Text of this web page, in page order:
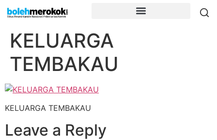
KELUARGA
TEMBAKAU
KELUARGA TEMBAKAU
Leave a Reply